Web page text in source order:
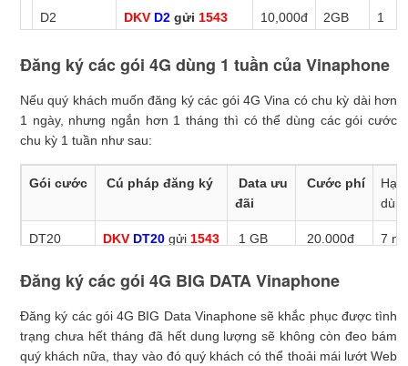
D2 DKV D2 gửi 1543 10,000đ 2GB
1
D7 DKV D7 gửi1543 7000đ 1,2GB
1
VD2K DKV
miễn
phí
Ngày
VD3K DKV VD3Kgửi1543 3000đ
1GB +
gọi
10
phút
1
Đăng ký các gói 4G dùng 1 tuần của Vinaphone
Nếu quý khách muốn đăng ký các gói 4G Vina có chu kỳ dài hơn
1 ngày, nhưng ngắn hơn 1 tháng thì có thể dùng các gói cước
chu kỳ 1 tuần như sau:
Gói cước Cú pháp đăng ký Data ưu
đãi
Cước phí
Hạn
DT20 DKV DT20 gửi 1543 1 GB 20.000đ 7
DT30 DKV DT30 gửi1543 7 GB 30.000đ
Đăng ký các gói 4G BIG DATA Vinaphone
Đăng ký các gói 4G BIG Data Vinaphone sẽ khắc phục được tình
trạng chưa hết tháng đã hết dung lượng sẽ không còn đeo bám
quý khách nữa, thay vào đó quý khách có thể thoải mái lướt Web